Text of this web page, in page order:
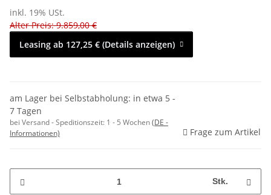
inkl. 19% USt.
Alter Preis: 9.859,00 €
Leasing ab 127,25 € (Details anzeigen)
am Lager bei Selbstabholung: in etwa 5 -
7 Tagen
bei Versand - Speditionszeit: 1 - 5 Wochen(DE -
Informationen)
Frage zum Artikel
Stk.